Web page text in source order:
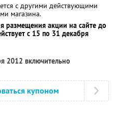
с другими действующими
магазина.
размещения акции на сайте до
с 15 по 31 декабря
2012 включительно
купоном